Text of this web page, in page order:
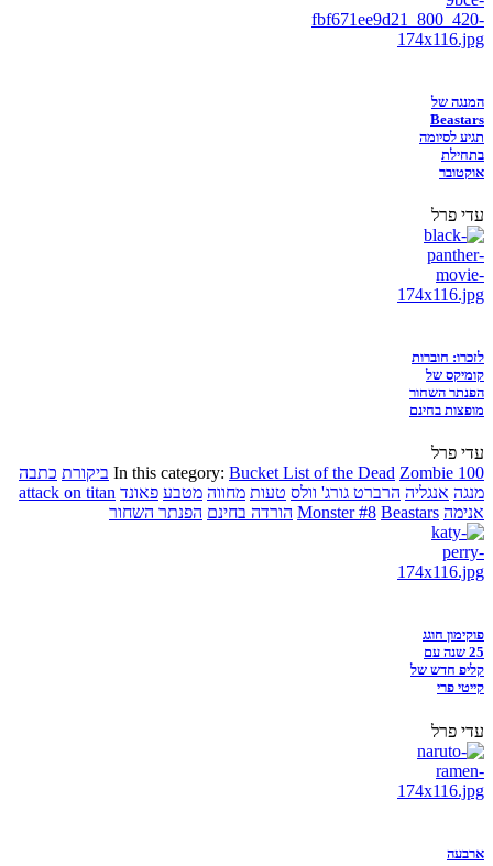
המנגה של
Beastars
תגיע לסיומה
בתחילת
אוקטובר
עדי פרל
לזכרו: חוברות
קומיקס של
הפנתר השחור
מופצות בחינם
עדי פרל
In this category: Bucket List of the Dead Zombie 100 ביקורת כתבה
מנגה אנגליה הרברט גורג' וולס טעות מחווה מטבע פאונד attack on titan
אנימה
Monster #8 Beastars הורדה בחינם הפנתר השחור
פוקימון חוגג
25 שנה עם
קליפ חדש של
קייטי פרי
עדי פרל
ארבעה